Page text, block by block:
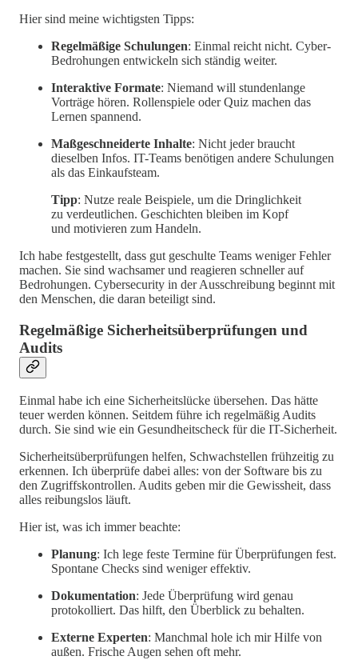
Hier sind meine wichtigsten Tipps:
Regelmäßige Schulungen: Einmal reicht nicht. Cyber-
Bedrohungen entwickeln sich ständig weiter.
Interaktive Formate: Niemand will stundenlange
Vorträge hören. Rollenspiele oder Quiz machen das
Lernen spannend.
Maßgeschneiderte Inhalte: Nicht jeder braucht
dieselben Infos. IT-Teams benötigen andere Schulungen
als das Einkaufsteam.
Tipp: Nutze reale Beispiele, um die Dringlichkeit
zu verdeutlichen. Geschichten bleiben im Kopf
und motivieren zum Handeln.
Ich habe festgestellt, dass gut geschulte Teams weniger Fehler
machen. Sie sind wachsamer und reagieren schneller auf
Bedrohungen. Cybersecurity in der Ausschreibung beginnt mit
den Menschen, die daran beteiligt sind.
Regelmäßige Sicherheitsüberprüfungen und
Audits
Einmal habe ich eine Sicherheitslücke übersehen. Das hätte
teuer werden können. Seitdem führe ich regelmäßig Audits
durch. Sie sind wie ein Gesundheitscheck für die IT-Sicherheit.
Sicherheitsüberprüfungen helfen, Schwachstellen frühzeitig zu
erkennen. Ich überprüfe dabei alles: von der Software bis zu
den Zugriffskontrollen. Audits geben mir die Gewissheit, dass
alles reibungslos läuft.
Hier ist, was ich immer beachte:
Planung: Ich lege feste Termine für Überprüfungen fest.
Spontane Checks sind weniger effektiv.
Dokumentation: Jede Überprüfung wird genau
protokolliert. Das hilft, den Überblick zu behalten.
Externe Experten: Manchmal hole ich mir Hilfe von
außen. Frische Augen sehen oft mehr.